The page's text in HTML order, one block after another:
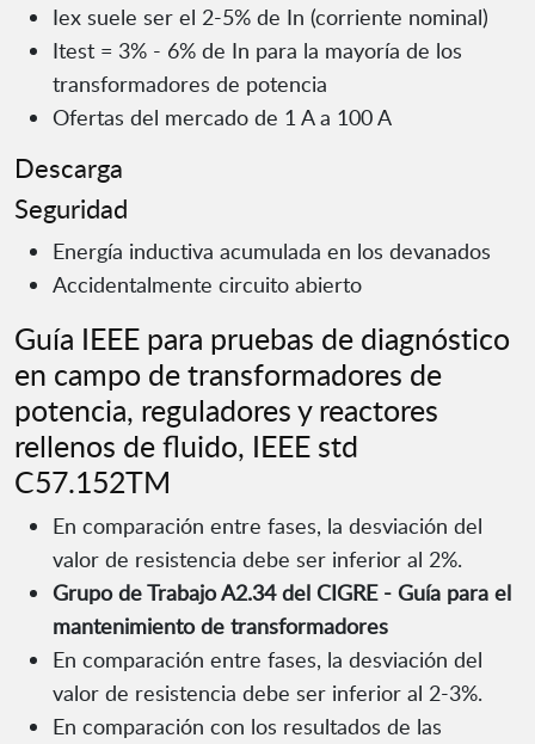
Iex suele ser el 2-5% de In (corriente nominal)
Itest = 3% - 6% de In para la mayoría de los
transformadores de potencia
Ofertas del mercado de 1 A a 100 A
Descarga
Seguridad
Energía inductiva acumulada en los devanados
Accidentalmente circuito abierto
Guía IEEE para pruebas de diagnóstico
en campo de transformadores de
potencia, reguladores y reactores
rellenos de fluido, IEEE std
C57.152TM
En comparación entre fases, la desviación del
valor de resistencia debe ser inferior al 2%.
Grupo de Trabajo A2.34 del CIGRE - Guía para el
mantenimiento de transformadores
En comparación entre fases, la desviación del
valor de resistencia debe ser inferior al 2-3%.
En comparación con los resultados de las